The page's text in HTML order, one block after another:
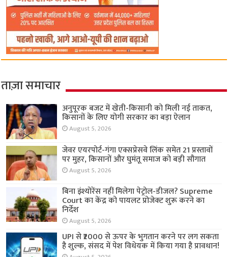
ताज़ा समाचार
अनुपूरक बजट में खेती-किसानी को मिली नई ताकत,
किसानों के लिए योगी सरकार का बड़ा ऐलान
August 5, 2026
जेवर एयरपोर्ट-गंगा एक्सप्रेसवे लिंक समेत 21 प्रस्तावों
पर मुहर, किसानों और घुमंतू समाज को बड़ी सौगात
August 5, 2026
बिना इंश्योरेंस नहीं मिलेगा पेट्रोल-डीजल? Supreme
Court का केंद्र को पायलट प्रोजेक्ट शुरू करने का
निर्देश
August 5, 2026
UPI से ₹2000 से ऊपर के भुगतान करने पर लग सकता
है शुल्क, संसद में पेश विधेयक में किया गया है प्रावधान!